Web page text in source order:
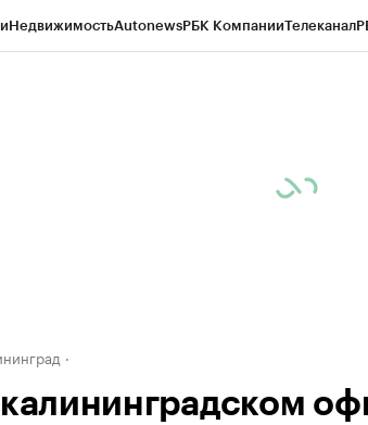
НедвижимостьAutonewsРБК КомпанииТелеканал
калининградском